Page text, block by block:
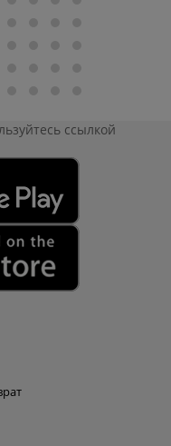
ссылкой